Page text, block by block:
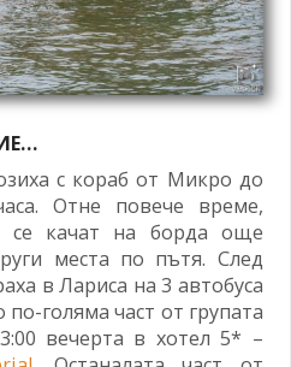
с кораб от Микро до
Отне повече време,
се качат на борда още
места по пътя. След
в Лариса на 3 автобуса
по-голяма част от групата
вечерта в хотел 5* –